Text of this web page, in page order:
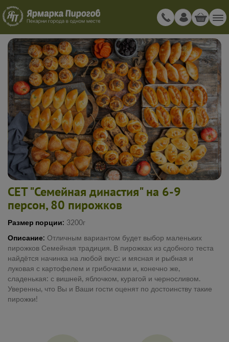
СЕТ "Семейная династия" на 6-9
персон, 80 пирожков
Размер порции: 3200г
Описание: Отличным вариантом будет выбор маленьких
пирожков Семейная традиция. В пирожках из сдобного теста
найдётся начинка на любой вкус: и мясная и рыбная и
луковая с картофелем и грибочками и, конечно же,
сладенькая: с вишней, яблочком, курагой и черносливом.
Уверенны, что Вы и Ваши гости оценят по достоинству такие
пирожки!